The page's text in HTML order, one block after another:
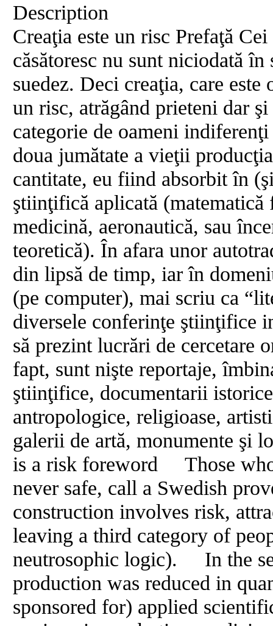
Description
Creaţia este un risc Prefaţă
căsătoresc nu sunt niciodată
suedez. Deci creaţia, care
un risc, atrăgând prieteni dar
categorie de oameni
doua jumătate a vieţii
cantitate, eu fiind absorbit în
ştiinţifică aplicată
medicină, aeronautică, sau
teoretică). În afara unor
din lipsă de timp, iar în
(pe computer), mai scriu ca
diversele conferinţe ştiinţifice
să prezint lucrări de cercetare
fapt, sunt nişte reportaje,
ştiinţifice, documentarii
antropologice, religioase,
galerii de artă, monumente şi
is a risk foreword Those
never safe, call a Swedish
construction involves risk,
leaving a third category of
neutrosophic logic). In the
production was reduced in
sponsored for) applied